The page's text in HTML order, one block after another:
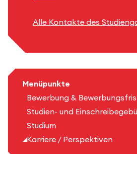
Alle Kontakte des
Menüpunkte
Bewerbung &
Studien- und
Studium
Karriere / Perspektiven